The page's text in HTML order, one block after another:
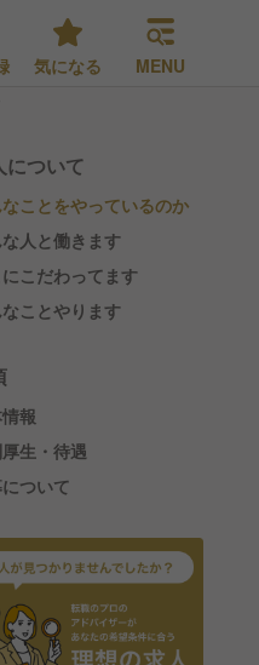
気になる MENU
について
なことをやっているのか
人と働きます
こだわってます
ことやります
報
生・待遇
ついて